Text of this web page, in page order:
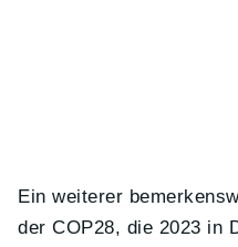
Ein weiterer
der COP28, die 2023 in